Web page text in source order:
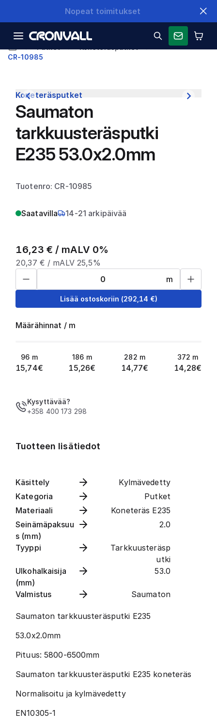
Nopeat toimitukset
CR-10985
Koneteräsputket
Saumaton
tarkkuusteräsputki
E235 53.0x2.0mm
Tuotenro: CR-10985
Saatavilla 14-21 arkipäivää
16,23 € / mALV 0%
20,37 € / mALV 25,5%
m
Lisää ostoskoriin (292,14 €)
Määrähinnat / m
96 m
15,74€
186 m
15,26€
282 m
14,77€
372 m
14,28€
Kysyttävää?
+358 400 173 298
Tuotteen lisätiedot
Käsittely
Kylmävedetty
Kategoria
Putket
Materiaali
Koneteräs E235
Seinämäpaksuu
s (mm)
2.0
Tyyppi
Tarkkuusteräsp
utki
Ulkohalkaisija
(mm)
53.0
Valmistus Saumaton
Saumaton tarkkuusteräsputki E235
53.0x2.0mm
Pituus: 5800-6500mm
Saumaton tarkkuusteräsputki E235 koneteräs
Normalisoitu ja kylmävedetty
EN10305-1